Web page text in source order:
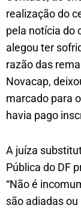
realização do
pela notícia do
alegou ter
razão das
Novacap,
marcado para
havia pago
A juíza
Pública do DF
“Não é
são adiadas